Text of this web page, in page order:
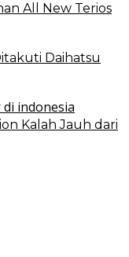
All New Terios
Daihatsu
Kalah Jauh dari